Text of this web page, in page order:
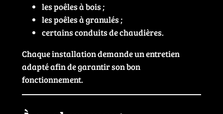
les poêles à bois ;
les poêles à granulés ;
certains conduits de chaudières.
Chaque installation demande un entretien
adapté afin de garantir son bon
fonctionnement.